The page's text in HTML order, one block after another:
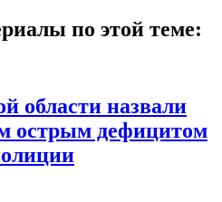
по этой теме:
области назвали
острым дефицитом